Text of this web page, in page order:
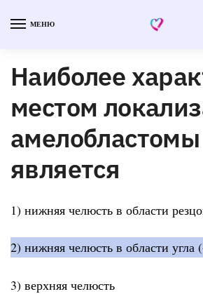
МЕНЮ
Наиболее
местом
амелобластомы
является
1) нижняя челюсть в области
2) нижняя челюсть в области угла
3) верхняя челюсть